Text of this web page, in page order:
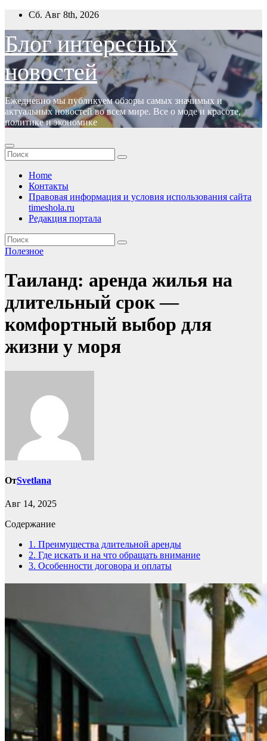
Перейти
содержимому
Сб. Авг 8th, 2026
Блог интересных
новостей
Ежедневно мы публикуем обзоры самых значимых и
актуальных новостей во всем мире. Все о моде и красоте,
политике и экономике
Home
Контакты
Правовая информация и условия использования сайта
timeshola.ru
Редакция портала
Полезное
Таиланд: аренда жилья на
длительный срок —
комфортный выбор для
жизни у моря
ОтSvetlana
Авг 14, 2025
Содержание
1. Преимущества длительной аренды
2. Где искать и на что обращать внимание
3. Особенности договора и оплаты